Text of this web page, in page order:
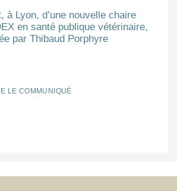
à Lyon, d’une nouvelle chaire
en santé publique vétérinaire,
par Thibaud Porphyre
LE COMMUNIQUÉ